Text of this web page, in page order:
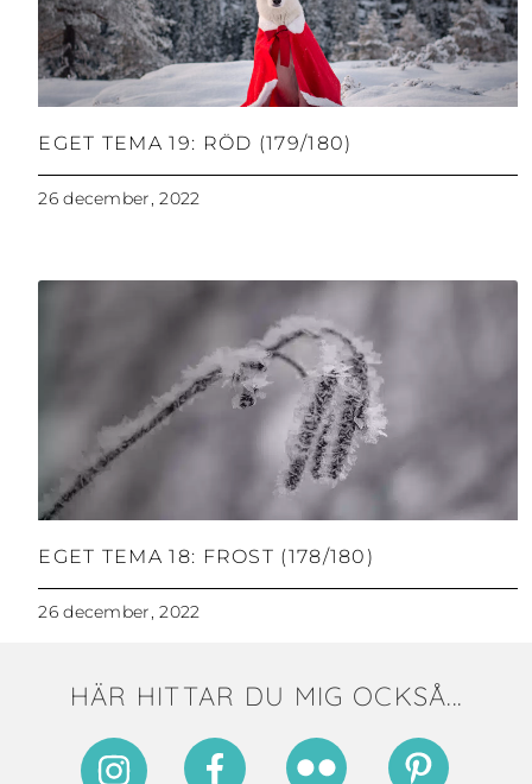
EGET TEMA 19: RÖD (179/180)
26 december, 2022
EGET TEMA 18: FROST (178/180)
26 december, 2022
HÄR HITTAR DU MIG OCKSÅ...